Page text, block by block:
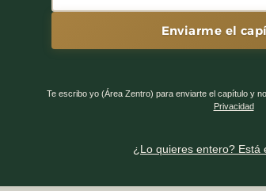
Enviarme el
Te escribo yo (Área Zentro) para enviarte el capítulo y
Privacidad
¿Lo quieres entero? Está